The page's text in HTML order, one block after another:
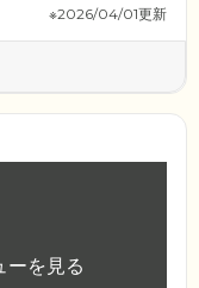
※2026/04/01更新